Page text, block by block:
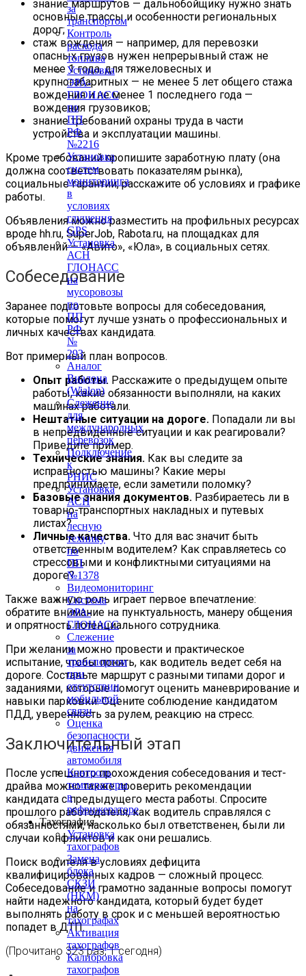
за
транспортом
Контроль
расхода
топлива
Установка
ЭРА-
ГЛОНАСС
по
ПП
РФ
№2216
Установка
систем
мониторинга
в
условиях
глушения
GPS
Установка
АСН
ГЛОНАСС
на
мусоровозы
по
ПП
РФ
№
293
Аналог
Виалона
(Wialon)
Слежение
для
международных
перевозок
Подключение
к
РНИС
Установка
АСН
на
лесную
технику
по
ПП
№1378
Видеомониторинг
Система
ЭРА-
ГЛОНАСС
Слежение
за
транспортом
при
отсутствии
мобильной
связи
Оценка
безопасности
движения
автомобиля
Контроль
температуры
в
рефрижераторе
Тахография
Установка
тахографов
Замена
блока
СКЗИ
(НКМ)
на
тахографах
Активация
тахографов
Калибровка
тахографов
знание маршрутов — дальнобойщику нужно знать
основные трассы и особенности региональных
дорог;
стаж вождения — например, для перевозки
опасных грузов нужен непрерывный стаж не
менее 1 года, для тяжеловесных и
крупногабаритных — не менее 5 лет общего стажа
вождения и не менее 1 последнего года —
вождения грузовиков;
знание требований охраны труда в части
устройства и эксплуатации машины.
Кроме требований пропишите заработную плату (она
должна соответствовать показателям рынка),
социальные гарантии, расскажите об условиях и графике
работы.
Объявления можно разместить на профильных ресурсах
вроде hh.ru, SuperJob, Rabota.ru, на площадках для
объявлений — «Авито», «Юла», в социальных сетях.
Собеседование
Заранее подготовьте вопросы для собеседования,
которые помогут лучше узнать о профессиональных и
личных качествах кандидата.
Вот примерный план вопросов.
Опыт работы. Расскажите о предыдущем опыте
работы, какие обязанности выполняли, на каких
машинах работали.
Нештатные ситуации на дороге. Попадали ли вы
в непредвиденные ситуации и как реагировали?
Приведите пример.
Технические знания. Как вы следите за
исправностью машины? Какие меры
предпринимаете, если заметили поломку?
Базовые знания документов. Разбираетесь ли в
товарно-транспортных накладных и путевых
листах?
Личные качества. Что для вас значит быть
ответственным водителем? Как справляетесь со
стрессовыми и конфликтными ситуациями на
дороге?
Также важную роль играет первое впечатление:
обратите внимание на пунктуальность, манеру общения
и опрятность потенциального сотрудника.
При желании можно провести и практическое
испытание, чтобы понять, как водитель ведет себя на
дороге. Составьте маршрут с разными типами дорог и
заданиями, которые помогут оценить маневрирование и
навыки парковки. Оцените соблюдение кандидатом
ПДД, уверенность за рулем, реакцию на стресс.
Заключительный этап
После успешного прохождения собеседования и тест-
драйва можно также проверить рекомендации
кандидата с предыдущего места работы. Спросите
прошлого работодателя, как водитель справлялся с
обязанностями, насколько был ответственен, были ли
случаи конфликтов и как они решались.
Поиск водителя в условиях дефицита
квалифицированных кадров — сложный процесс.
Собеседование и грамотно заданные вопросы помогут
найти надежного кандидата, который будет будет
выполнять работу в срок и с меньшей вероятностью
попадет в ДТП.
(Прочитано 323 раз, 1 сегодня)